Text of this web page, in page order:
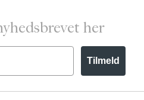
her
Tilmeld